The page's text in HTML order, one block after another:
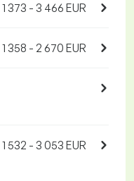
1 373 - 3 466 EUR
1 358 - 2 670 EUR
1 532 - 3 053 EUR